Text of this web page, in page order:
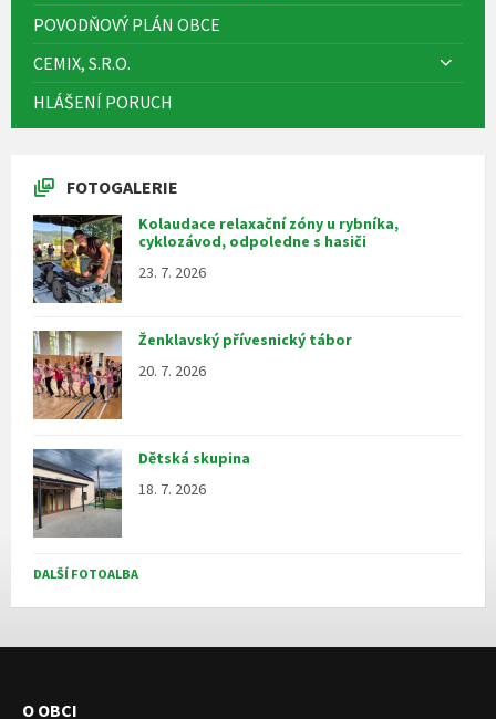
POVODŇOVÝ PLÁN OBCE
CEMIX, S.R.O.
HLÁŠENÍ PORUCH
FOTOGALERIE
Kolaudace relaxační zóny u rybníka,
cyklozávod, odpoledne s hasiči
23. 7. 2026
Ženklavský přívesnický tábor
20. 7. 2026
Dětská skupina
18. 7. 2026
DALŠÍ FOTOALBA
O OBCI